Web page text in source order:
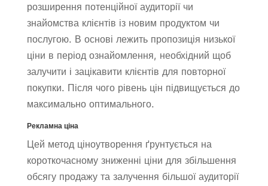
розширення потенційної аудиторії чи
знайомства клієнтів із новим продуктом чи
послугою. В основі лежить пропозиція низької
ціни в період ознайомлення, необхідний щоб
залучити і зацікавити клієнтів для повторної
покупки. Після чого рівень цін підвищується до
максимально оптимального.
Рекламна ціна
Цей метод ціноутворення ґрунтується на
короткочасному зниженні ціни для збільшення
обсягу продажу та залучення більшої аудиторії